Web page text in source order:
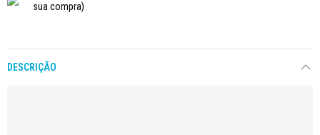
sua compra)
DESCRIÇÃO